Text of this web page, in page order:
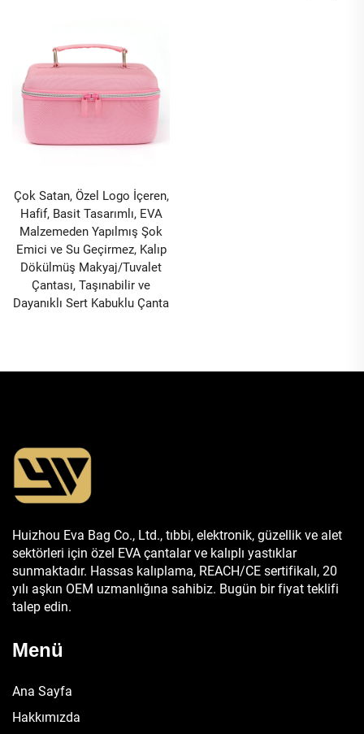
Çok Satan, Özel Logo İçeren,
Hafif, Basit Tasarımlı, EVA
Malzemeden Yapılmış Şok
Emici ve Su Geçirmez, Kalıp
Dökülmüş Makyaj/Tuvalet
Çantası, Taşınabilir ve
Dayanıklı Sert Kabuklu Çanta
Huizhou Eva Bag Co., Ltd., tıbbi, elektronik, güzellik ve alet
sektörleri için özel EVA çantalar ve kalıplı yastıklar
sunmaktadır. Hassas kalıplama, REACH/CE sertifikalı, 20
yılı aşkın OEM uzmanlığına sahibiz. Bugün bir fiyat teklifi
talep edin.
Menü
Ana Sayfa
Hakkımızda